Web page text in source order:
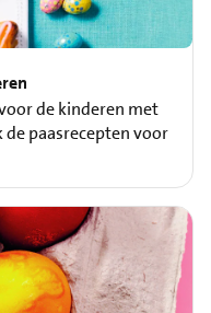
de kinderen met
paasrecepten voor